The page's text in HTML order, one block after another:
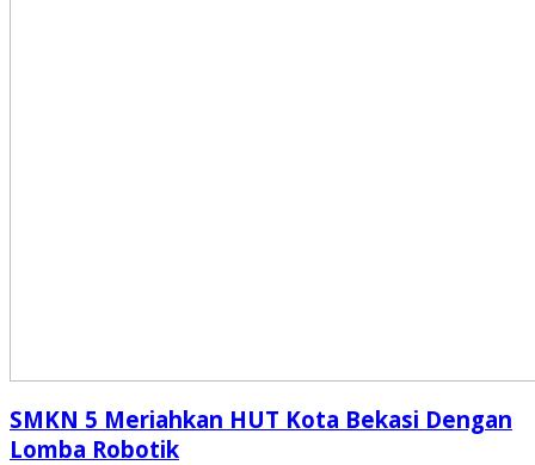
SMKN 5 Meriahkan HUT Kota Bekasi Dengan
Lomba Robotik